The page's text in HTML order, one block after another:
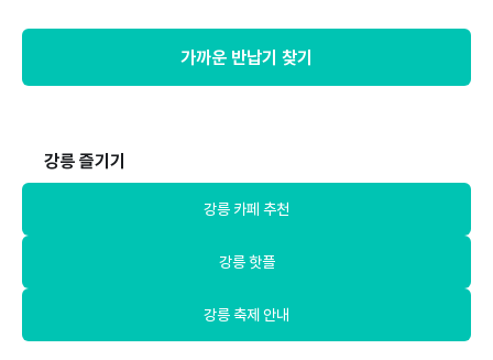
가까운 반납기 찾기
강릉 즐기기
강릉 카페 추천
강릉 핫플
강릉 축제 안내